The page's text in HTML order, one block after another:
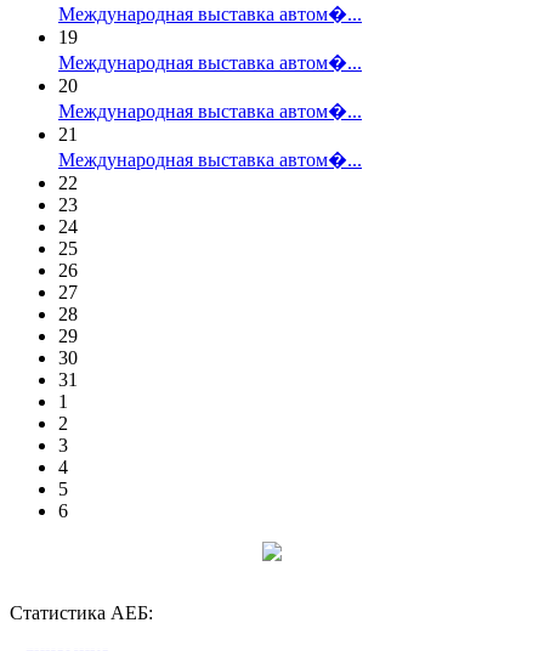
Международная выставка автом�...
19
Международная выставка автом�...
20
Международная выставка автом�...
21
Международная выставка автом�...
22
23
24
25
26
27
28
29
30
31
1
2
3
4
5
6
Статистика АЕБ: